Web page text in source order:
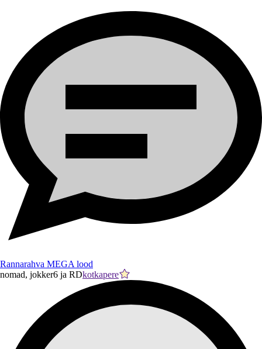
Rannarahva MEGA lood
nomad, jokker6 ja RDkotkapere